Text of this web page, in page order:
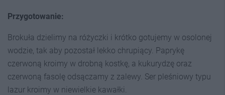
Przygotowanie:
Brokuła dzielimy na różyczki i krótko gotujemy w osolonej
wodzie, tak aby pozostał lekko chrupiący. Paprykę
czerwoną kroimy w drobną kostkę, a kukurydzę oraz
czerwoną fasolę odsączamy z zalewy. Ser pleśniowy typu
lazur kroimy w niewielkie kawałki.